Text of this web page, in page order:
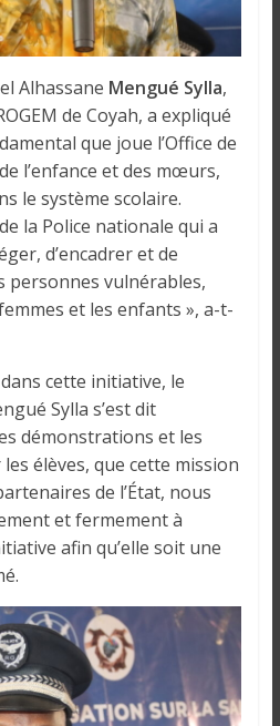
Alhassane Mengué Sylla,
de Coyah, a expliqué
que joue l’Office de
l’enfance et des mœurs,
le système scolaire.
la Police nationale qui a
d’encadrer et de
personnes vulnérables,
et les enfants », a-t-
cette initiative, le
Sylla s’est dit
démonstrations et les
élèves, que cette mission
de l’État, nous
et fermement à
afin qu’elle soit une